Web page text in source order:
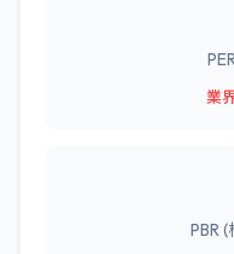
業
PBR